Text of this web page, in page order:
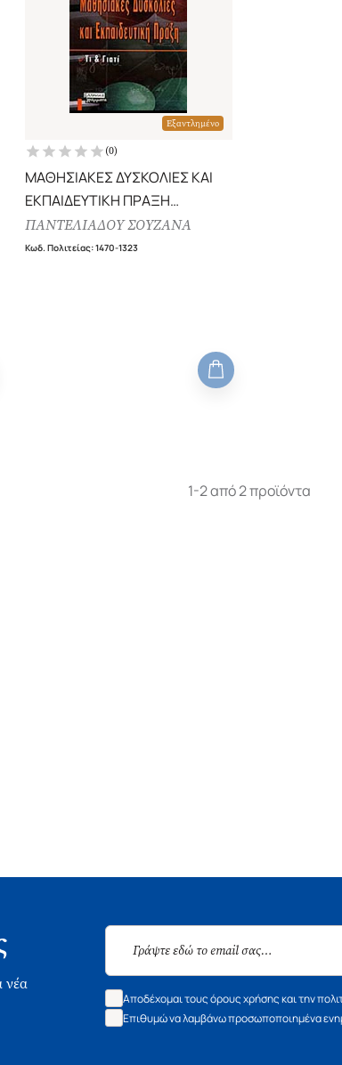
Εξαντλημένο
(0)
ΜΑΘΗΣΙΑΚΕΣ ΔΥΣΚΟΛΙΕΣ ΚΑΙ
ΕΚΠΑΙΔΕΥΤΙΚΗ ΠΡΑΞΗ
ΤΙ ΚΑΙ ΓΙΑΤΙ
ΠΑΝΤΕΛΙΑΔΟΥ ΣΟΥΖΑΝΑ
Κωδ. Πολιτείας:1470-1323
1-2 από 2 προϊόντα
νέα
Αποδέχομαι τους όρους χρήσης και την
Επιθυμώ να λαμβάνω προσωποποιημένα